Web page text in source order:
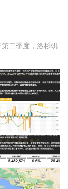
二季度，洛杉矶